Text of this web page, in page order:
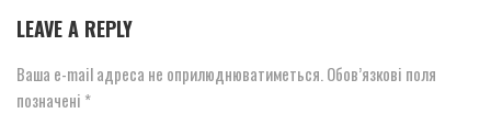
LEAVE A REPLY
Ваша e-mail адреса не оприлюднюватиметься. Обов’язкові поля
позначені *